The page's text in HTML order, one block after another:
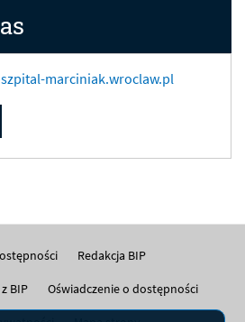
marciniak.wroclaw.pl
Redakcja BIP
BIP Oświadczenie o dostępności